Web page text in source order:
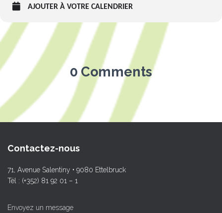
AJOUTER À VOTRE CALENDRIER
0 Comments
Contactez-nous
71, Avenue Salentiny • 9080 Ettelbruck
Tél : (+352) 81 92 01 – 1
Envoyez un message